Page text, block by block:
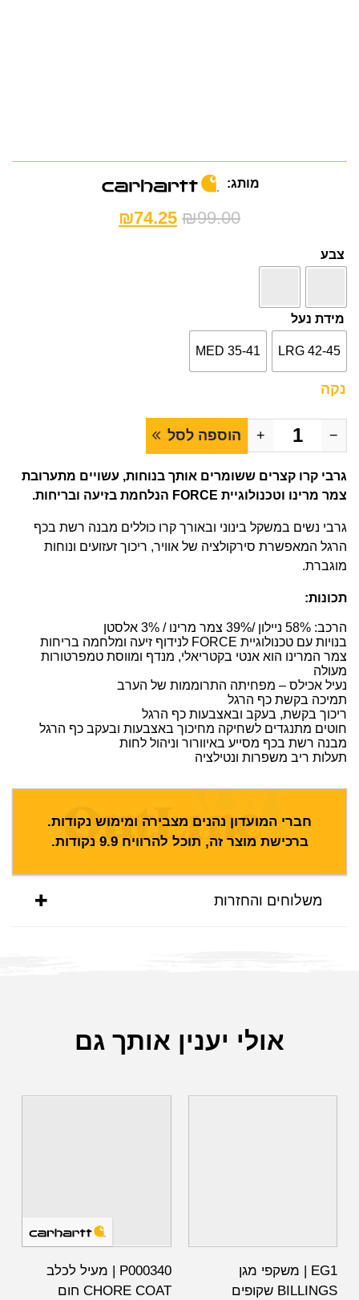
מותג:
₪99.00
₪74.25
צבע
מידת נעל
LRG 42-45
MED 35-41
נקה
−
+ הוספה לסל
גרבי קרו קצרים ששומרים אותך בנוחות, עשויים מתערובת
צמר מרינו וטכנולוגיית FORCE הנלחמת בזיעה ובריחות.
גרבי נשים במשקל בינוני ובאורך קרו כוללים מבנה רשת בכף
הרגל המאפשרת סירקולציה של אוויר, ריכוך זעזועים ונוחות
מוגברת.
תכונות:
הרכב: 58% ניילון /39% צמר מרינו / 3% אלסטן
בנויות עם טכנולוגיית FORCE לנידוף זיעה ומלחמה בריחות
צמר המרינו הוא אנטי בקטריאלי, מנדף ומווסת טמפרטורות
מעולה
נעיל אכילס – מפחיתה התרוממות של הערב
תמיכה בקשת כף הרגל
ריכוך בקשת, בעקב ובאצבעות כף הרגל
חוטים מתנגדים לשחיקה מחיכוך באצבעות ובעקב כף הרגל
מבנה רשת בכף מסייע באיוורור וניהול לחות
תעלות ריב משפרות ונטילציה
חברי המועדון נהנים מצבירה ומימוש נקודות.
ברכישת מוצר זה, תוכל להרוויח9.9 נקודות.
משלוחים והחזרות
אולי יענין אותך גם
EG1 | משקפי מגן
BILLINGS שקופים
P000340 | מעיל לכלב
CHORE COAT חום